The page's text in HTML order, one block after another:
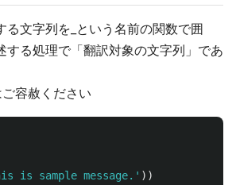
る文字列を_という名前の関数で囲
する処理で「翻訳対象の文字列」であ
容赦ください
is sample message. ' ))